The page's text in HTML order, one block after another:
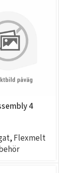
4
, Flexmelt